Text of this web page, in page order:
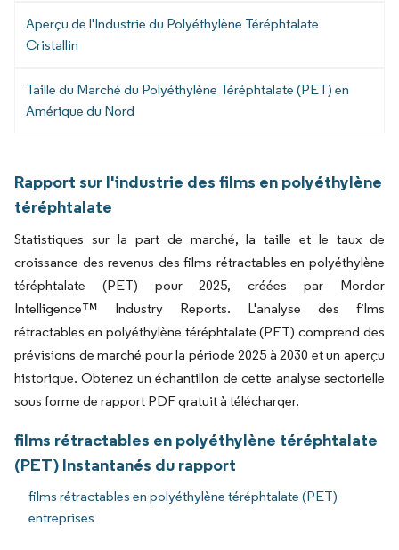
Aperçu de l'Industrie du Polyéthylène Téréphtalate
Cristallin
Taille du Marché du Polyéthylène Téréphtalate (PET) en
Amérique du Nord
Rapport sur l'industrie des films en polyéthylène
téréphtalate
Statistiques sur la part de marché, la taille et le taux de
croissance des revenus des films rétractables en polyéthylène
téréphtalate (PET) pour 2025, créées par Mordor
Intelligence™ Industry Reports. L'analyse des films
rétractables en polyéthylène téréphtalate (PET) comprend des
prévisions de marché pour la période 2025 à 2030 et un aperçu
historique. Obtenez un échantillon de cette analyse sectorielle
sous forme de rapport PDF gratuit à télécharger.
films rétractables en polyéthylène téréphtalate
(PET) Instantanés du rapport
films rétractables en polyéthylène téréphtalate (PET)
entreprises